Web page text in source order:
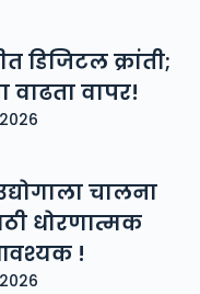
डिजिटल क्रांती;
वापर!
चालना
धोरणात्मक
!